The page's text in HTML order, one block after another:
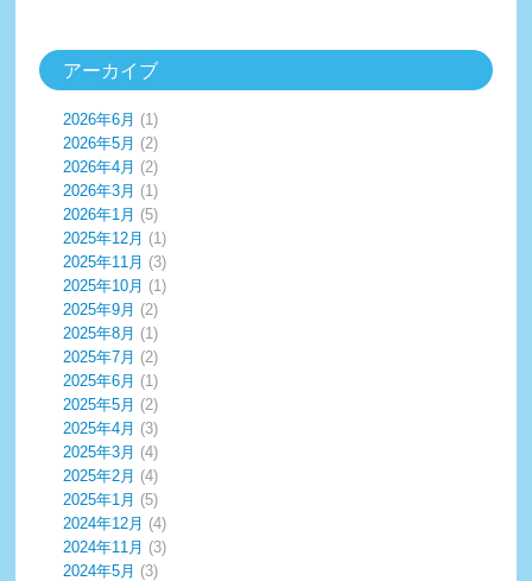
アーカイブ
2026年6月 (1)
2026年5月 (2)
2026年4月 (2)
2026年3月 (1)
2026年1月 (5)
2025年12月 (1)
2025年11月 (3)
2025年10月 (1)
2025年9月 (2)
2025年8月 (1)
2025年7月 (2)
2025年6月 (1)
2025年5月 (2)
2025年4月 (3)
2025年3月 (4)
2025年2月 (4)
2025年1月 (5)
2024年12月 (4)
2024年11月 (3)
2024年5月 (3)